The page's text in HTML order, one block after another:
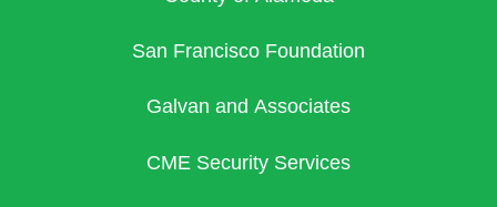
San Francisco Foundation
Galvan and Associates
CME Security Services